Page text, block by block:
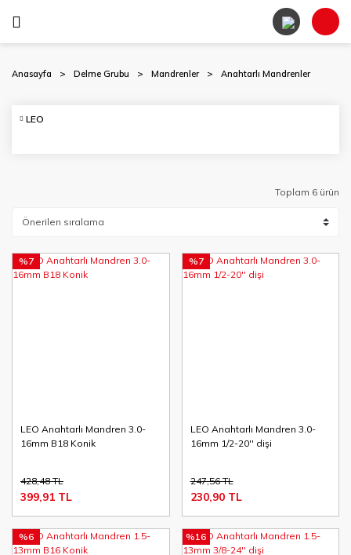
Anasayfa Delme Grubu Mandrenler Anahtarlı Mandrenler
LEO
Toplam 6 ürün
LEO Anahtarlı Mandren 3.0-
16mm B18 Konik
%7
428,48 TL
399,91 TL
LEO Anahtarlı Mandren 3.0-
16mm 1/2-20'' dişi
%7
247,56 TL
230,90 TL
%6 %16